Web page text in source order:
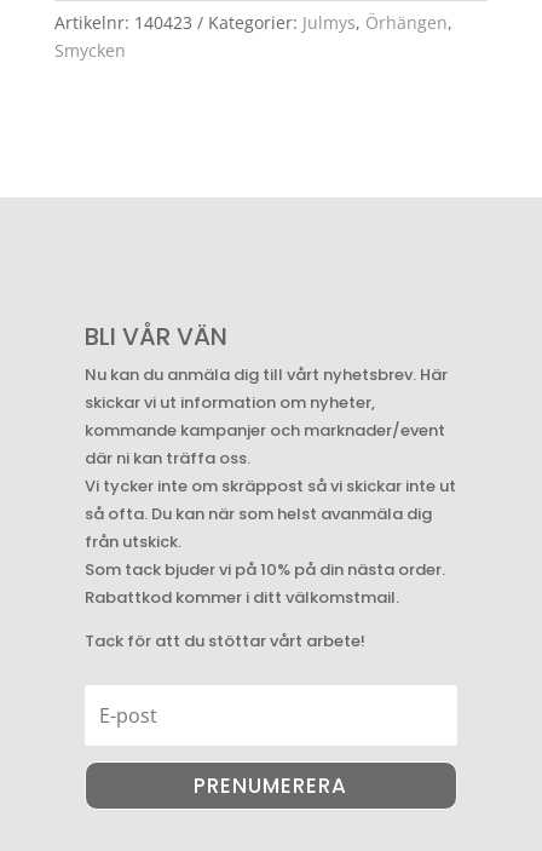
Artikelnr: 140423 Kategorier: Julmys, Örhängen,
Smycken
BLI VÅR VÄN
Nu kan du anmäla dig till vårt nyhetsbrev. Här
skickar vi ut information om nyheter,
kommande kampanjer och marknader/event
där ni kan träffa oss.
Vi tycker inte om skräppost så vi skickar inte ut
så ofta. Du kan när som helst avanmäla dig
från utskick.
Som tack bjuder vi på 10% på din nästa order.
Rabattkod kommer i ditt välkomstmail.
Tack för att du stöttar vårt arbete!
PRENUMERERA